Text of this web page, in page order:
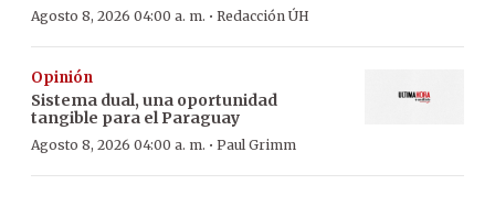
Agosto 8, 2026 04:00 a. m. · Redacción ÚH
Opinión
Sistema dual, una oportunidad
tangible para el Paraguay
Agosto 8, 2026 04:00 a. m. · Paul Grimm